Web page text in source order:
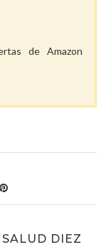
de Amazon
DIEZ